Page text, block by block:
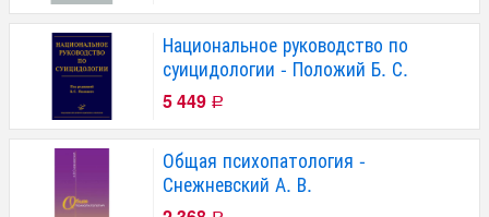
Национальное руководство по
суицидологии - Положий Б. С.
5 449 Р
Общая психопатология -
Снежневский А. В.